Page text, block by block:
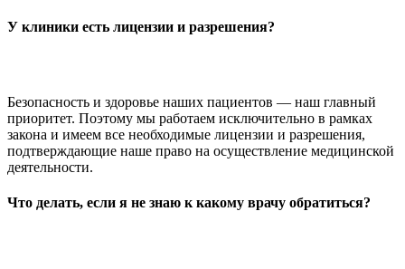
У клиники есть лицензии и разрешения?
Безопасность и здоровье наших пациентов — наш главный
приоритет. Поэтому мы работаем исключительно в рамках
закона и имеем все необходимые лицензии и разрешения,
подтверждающие наше право на осуществление медицинской
деятельности.
Что делать, если я не знаю к какому врачу обратиться?